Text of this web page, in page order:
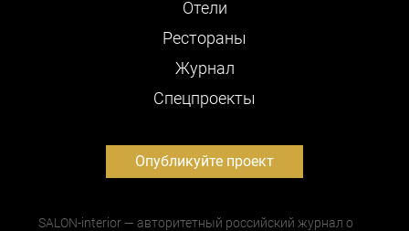
Отели
Рестораны
Журнал
Cпецпроекты
Опубликуйте проект
SALON-interior — авторитетный российский журнал о